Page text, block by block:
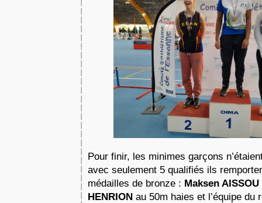
Pour finir, les minimes garçons
avec seulement 5 qualifiés ils
médailles de bronze : Maksen AISSOU
HENRION au 50m haies et l’équipe du